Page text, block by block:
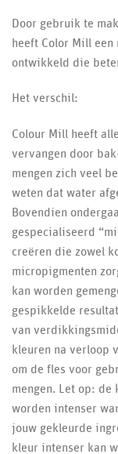
Door gebruik te
heeft Color Mill
ontwikkeld die
Het verschil:
Colour Mill heeft
vervangen door
mengen zich veel
weten dat water
Bovendien
gespecialiseerd
creëren die zowel
micropigmenten
kan worden
gespikkelde
van
kleuren na verloop
om de fles voor
mengen. Let op: de
worden intenser
jouw gekleurde
kleur intenser kan